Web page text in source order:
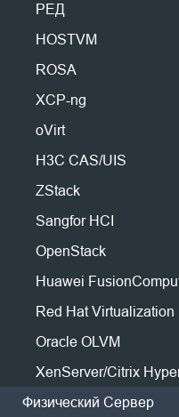
Миграция P2V
Миграция P2P
Миграция C2C
Миграция C2V
Миграция P2C
Восстановимость
Проверка
Проверка
Безопасность
Проверка на
Защита от
Массивные файлы
Массивные конечные точки
Oracle OLVM
XenServer/Citrix Hypervisor
Физический сервер
Windows
Облака
Amazon EC2
Резервное копирование S3
Энергетика
Телеком
Другие Ресурсы
Связаться с Поддержкой
РЕД
HOSTVM
ROSA
XCP-ng
oVirt
H3C CAS/UIS
ZStack
Sangfor HCI
OpenStack
Huawei
Red Hat Virtualization
Oracle OLVM
XenServer/Citrix
Физический Сервер
* Поддержка
Wasabi, MinIO...
(неограниченная
* Не требуется
* Начните работу
облако для
сохранять